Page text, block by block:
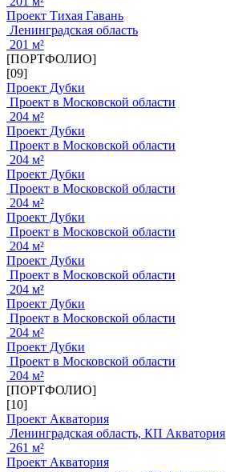
Проект Тихая Гавань
Ленинградская область
201 м²
[ПОРТФОЛИО]
[09]
Проект Дубки
Проект в Московской области
204 м²
Проект Дубки
Проект в Московской области
204 м²
Проект Дубки
Проект в Московской области
204 м²
Проект Дубки
Проект в Московской области
204 м²
Проект Дубки
Проект в Московской области
204 м²
Проект Дубки
Проект в Московской области
204 м²
Проект Дубки
Проект в Московской области
204 м²
[ПОРТФОЛИО]
[10]
Проект Акватория
Ленинградская область, КП Акватория
261 м²
Проект Акватория